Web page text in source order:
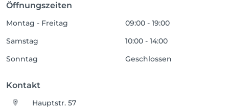
Öffnungszeiten
Montag - Freitag
09:00 - 19:00
Samstag
10:00 - 14:00
Sonntag
Geschlossen
Kontakt
Hauptstr. 57